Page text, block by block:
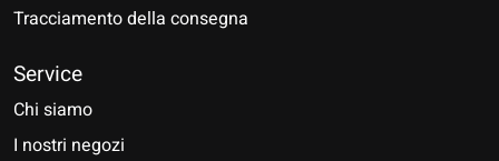
Tracciamento della consegna
Service
Chi siamo
I nostri negozi